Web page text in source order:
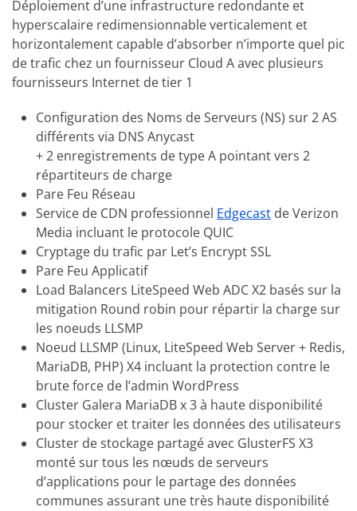
Déploiement d’une infrastructure redondante et
hyperscalaire redimensionnable verticalement et
horizontalement capable d’absorber n’importe quel pic
de trafic chez un fournisseur Cloud A avec plusieurs
fournisseurs Internet de tier 1
Configuration des Noms de Serveurs (NS) sur 2 AS
différents via DNS Anycast
+ 2 enregistrements de type A pointant vers 2
répartiteurs de charge
Pare Feu Réseau
Service de CDN professionnel Edgecast de Verizon
Media incluant le protocole QUIC
Cryptage du trafic par Let’s Encrypt SSL
Pare Feu Applicatif
Load Balancers LiteSpeed Web ADC X2 basés sur la
mitigation Round robin pour répartir la charge sur
les noeuds LLSMP
Noeud LLSMP (Linux, LiteSpeed Web Server + Redis,
MariaDB, PHP) X4 incluant la protection contre le
brute force de l’admin WordPress
Cluster Galera MariaDB x 3 à haute disponibilité
pour stocker et traiter les données des utilisateurs
Cluster de stockage partagé avec GlusterFS X3
monté sur tous les nœuds de serveurs
d’applications pour le partage des données
communes assurant une très haute disponibilité